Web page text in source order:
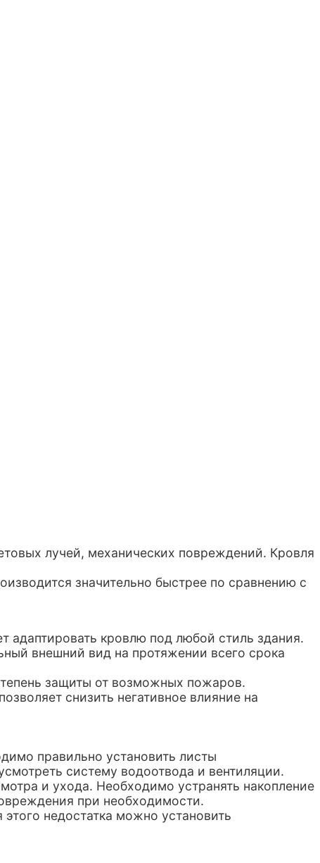
лучей, механических повреждений. Кровля
значительно быстрее по сравнению с
адаптировать кровлю под любой стиль здания.
внешний вид на протяжении всего срока
защиты от возможных пожаров.
снизить негативное влияние на
правильно установить листы
систему водоотвода и вентиляции.
и ухода. Необходимо устранять накопление
при необходимости.
недостатка можно установить